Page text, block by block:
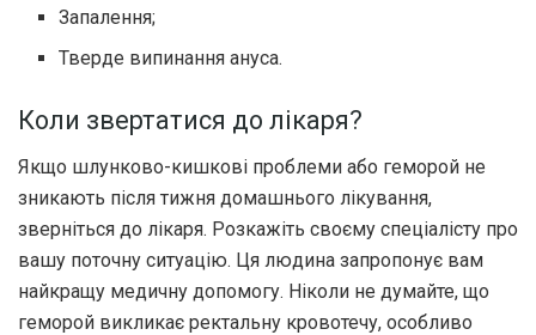
Запалення;
Тверде випинання ануса.
Коли звертатися до лікаря?
Якщо шлунково-кишкові проблеми або геморой не
зникають після тижня домашнього лікування,
зверніться до лікаря. Розкажіть своєму спеціалісту про
вашу поточну ситуацію. Ця людина запропонує вам
найкращу медичну допомогу. Ніколи не думайте, що
геморой викликає ректальну кровотечу, особливо